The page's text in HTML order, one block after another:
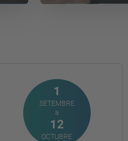
1
SETEMBRE
a
12
OCTUBRE